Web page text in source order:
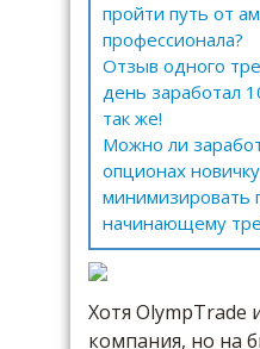
пройти путь от
профессионала?
Отзыв одного
день заработал
так же!
Можно ли
опционах
минимизировать
начинающему
Хотя OlympTrade
компания, но на